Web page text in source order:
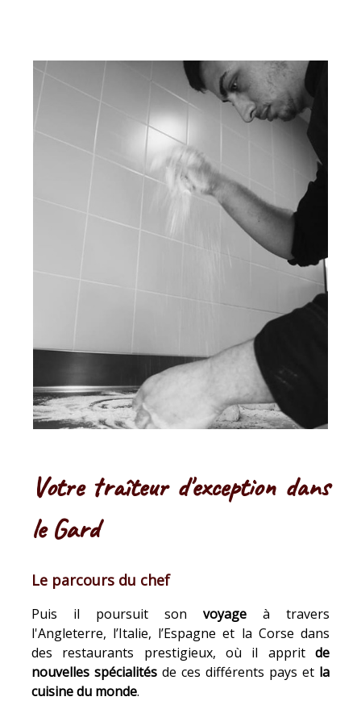
Votre traîteur d'exception dans
le Gard
Le parcours du chef
Puis il poursuit son voyageà travers
l'Angleterre, l’Italie, l’Espagne et la Corse dans
des restaurants prestigieux, où il apprit de
nouvelles spécialités de ces différents pays et la
cuisine du monde.